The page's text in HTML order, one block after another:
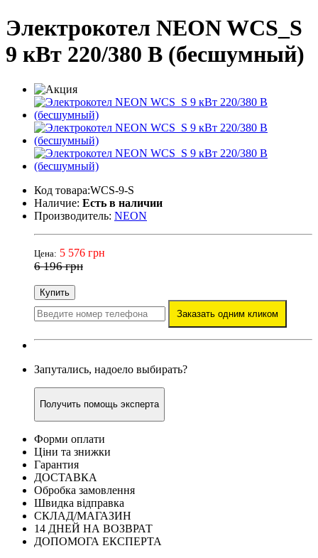
Электрокотел NEON WCS_S
9 кВт 220/380 В (бесшумный)
Код товара:WCS-9-S
Наличие: Есть в наличии
Производитель: NEON
Цена: 5 576 грн
6 196 грн
Купить
Заказать одним кликом
Запутались, надоело выбирать?
Получить помощь эксперта
Форми оплати
Ціни та знижки
Гарантия
ДОСТАВКА
Обробка замовлення
Швидка відправка
СКЛАД/МАГАЗИН
14 ДНЕЙ НА ВОЗВРАТ
ДОПОМОГА ЕКСПЕРТА